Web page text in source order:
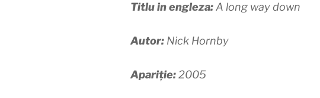
Titlu in engleza:A long way down
Autor: Nick Hornby
Apariție:2005